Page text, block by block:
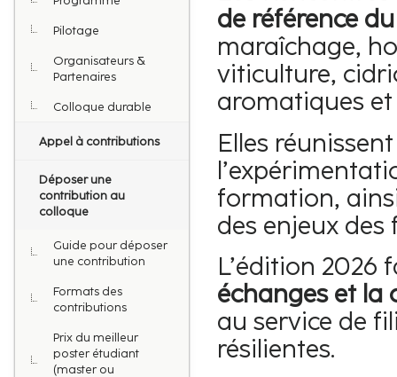
Pilotage
Organisateurs &
Partenaires
Colloque durable
Appel à contributions
Déposer une
contribution au
colloque
Guide pour déposer
une contribution
Formats des
contributions
Prix du meilleur
poster étudiant
(master ou
de référence
maraîchage,
viticulture,
aromatiques et
Elles
formation,
des enjeux des
L’édition
échanges et la
au service de
résilientes.